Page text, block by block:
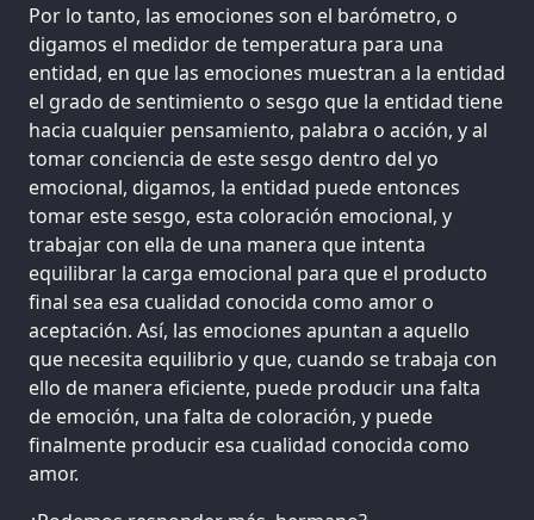
Por lo tanto, las emociones son el barómetro, o
digamos el medidor de temperatura para una
entidad, en que las emociones muestran a la entidad
el grado de sentimiento o sesgo que la entidad tiene
hacia cualquier pensamiento, palabra o acción, y al
tomar conciencia de este sesgo dentro del yo
emocional, digamos, la entidad puede entonces
tomar este sesgo, esta coloración emocional, y
trabajar con ella de una manera que intenta
equilibrar la carga emocional para que el producto
final sea esa cualidad conocida como amor o
aceptación. Así, las emociones apuntan a aquello
que necesita equilibrio y que, cuando se trabaja con
ello de manera eficiente, puede producir una falta
de emoción, una falta de coloración, y puede
finalmente producir esa cualidad conocida como
amor.